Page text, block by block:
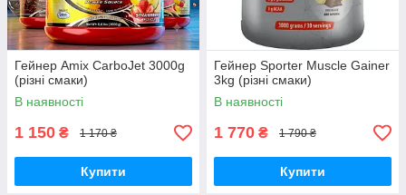
Гейнер Amix CarboJet 3000g
(різні смаки)
В наявності
1 150 ₴ 1 170 ₴
Купити
Гейнер Sporter Muscle Gainer
3kg (різні смаки)
В наявності
1 770 ₴ 1 790 ₴
Купити